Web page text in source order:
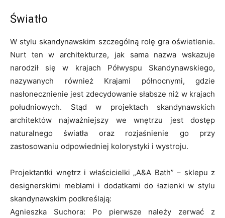
Światło
W stylu skandynawskim szczególną rolę gra oświetlenie.
Nurt ten w architekturze, jak sama nazwa wskazuje
narodził się w krajach Półwyspu Skandynawskiego,
nazywanych również Krajami północnymi, gdzie
nasłonecznienie jest zdecydowanie słabsze niż w krajach
południowych. Stąd w projektach skandynawskich
architektów najważniejszy we wnętrzu jest dostęp
naturalnego światła oraz rozjaśnienie go przy
zastosowaniu odpowiedniej kolorystyki i wystroju.
Projektantki wnętrz i właścicielki „A&A Bath” – sklepu z
designerskimi meblami i dodatkami do łazienki w stylu
skandynawskim podkreślają:
Agnieszka Suchora: Po pierwsze należy zerwać z